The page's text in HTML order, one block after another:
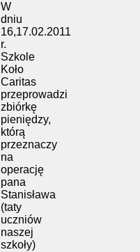
W
dniu
16,17.02.2011
r.
Szkole
Koło
Caritas
przeprowadzi
zbiórkę
pieniędzy,
którą
przeznaczy
na
operację
pana
Stanisława
(taty
uczniów
naszej
szkoły)